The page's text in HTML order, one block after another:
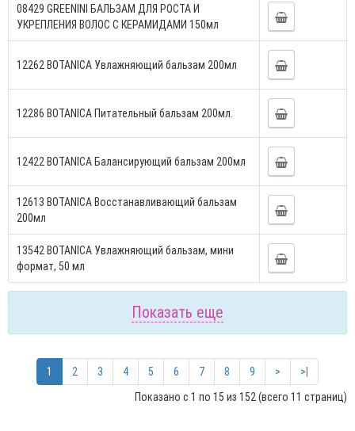
08429 GREENINI БАЛЬЗАМ ДЛЯ РОСТА И
УКРЕПЛЕНИЯ ВОЛОС С КЕРАМИДАМИ 150мл
12262 BOTANICA Увлажняющий бальзам 200мл
12286 BOTANICA Питательный бальзам 200мл.
12422 BOTANICA Балансирующий бальзам 200мл
12613 BOTANICA Восстанавливающий бальзам
200мл
13542 BOTANICA Увлажняющий бальзам, мини
формат, 50 мл
Показать еще
1 2 3 4 5 6 7 8 9 >
>|
Показано с 1 по 15 из 152 (всего 11 страниц)